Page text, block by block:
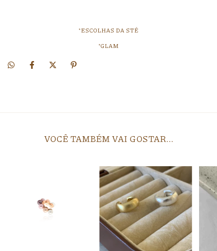
*ESCOLHAS DA STÉ
*GLAM
VOCÊ TAMBÉM VAI GOSTAR...